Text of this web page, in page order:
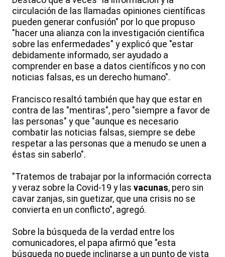
circulación de las llamadas opiniones científicas
pueden generar confusión" por lo que propuso
"hacer una alianza con la investigación científica
sobre las enfermedades" y explicó que "estar
debidamente informado, ser ayudado a
comprender en base a datos científicos y no con
noticias falsas, es un derecho humano".
Francisco resaltó también que hay que estar en
contra de las "mentiras", pero "siempre a favor de
las personas" y que "aunque es necesario
combatir las noticias falsas, siempre se debe
respetar a las personas que a menudo se unen a
éstas sin saberlo".
"Tratemos de trabajar por la información correcta
y veraz sobre la Covid-19 y las vacunas, pero sin
cavar zanjas, sin guetizar, que una crisis no se
convierta en un conflicto", agregó.
Sobre la búsqueda de la verdad entre los
comunicadores, el papa afirmó que "esta
búsqueda no puede inclinarse a un punto de vista